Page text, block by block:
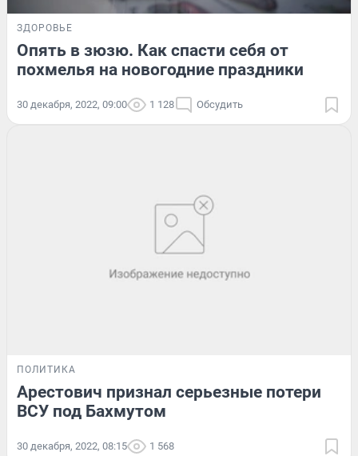
ЗДОРОВЬЕ
Опять в зюзю. Как спасти себя от
похмелья на новогодние праздники
30 декабря, 2022, 09:00 1 128 Обсудить
ПОЛИТИКА
Арестович признал серьезные потери
ВСУ под Бахмутом
30 декабря, 2022, 08:15 1 568